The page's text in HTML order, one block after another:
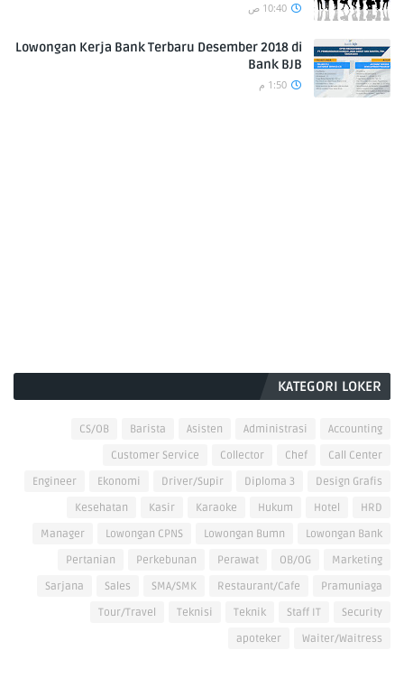
10:40 ص
Lowongan Kerja Bank Terbaru Desember 2018 di
Bank BJB
1:50 م
KATEGORI LOKER
Accounting
Administrasi
Asisten
Barista
CS/OB
Call Center
Chef
Collector
Customer Service
Design Grafis
Diploma 3
Driver/Supir
Ekonomi
Engineer
HRD
Hotel
Hukum
Karaoke
Kasir
Kesehatan
Lowongan Bank
Lowongan Bumn
Lowongan CPNS
Manager
Marketing
OB/OG
Perawat
Perkebunan
Pertanian
Pramuniaga
Restaurant/Cafe
SMA/SMK
Sales
Sarjana
Security
Staff IT
Teknik
Teknisi
Tour/Travel
Waiter/Waitress
apoteker